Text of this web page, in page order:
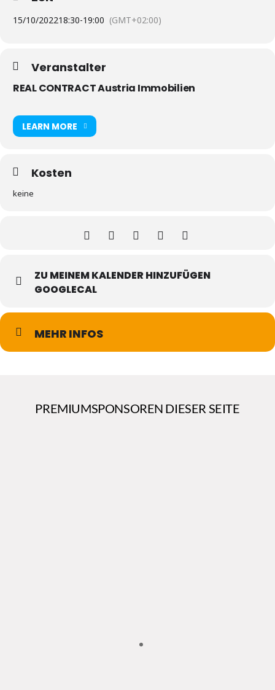
15/10/202218:30-19:00 (GMT+02:00)
Veranstalter
REAL CONTRACT Austria Immobilien
LEARN MORE
Kosten
keine
ZU MEINEM KALENDER HINZUFÜGEN
GOOGLECAL
MEHR INFOS
PREMIUMSPONSOREN DIESER SEITE